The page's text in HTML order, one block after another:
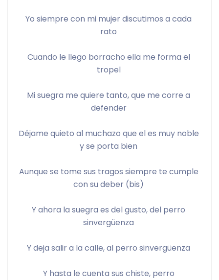
Yo siempre con mi mujer discutimos a cada
rato
Cuando le llego borracho ella me forma el
tropel
Mi suegra me quiere tanto, que me corre a
defender
Déjame quieto al muchazo que el es muy noble
y se porta bien
Aunque se tome sus tragos siempre te cumple
con su deber (bis)
Y ahora la suegra es del gusto, del perro
sinvergüenza
Y deja salir a la calle, al perro sinvergüenza
Y hasta le cuenta sus chiste, perro